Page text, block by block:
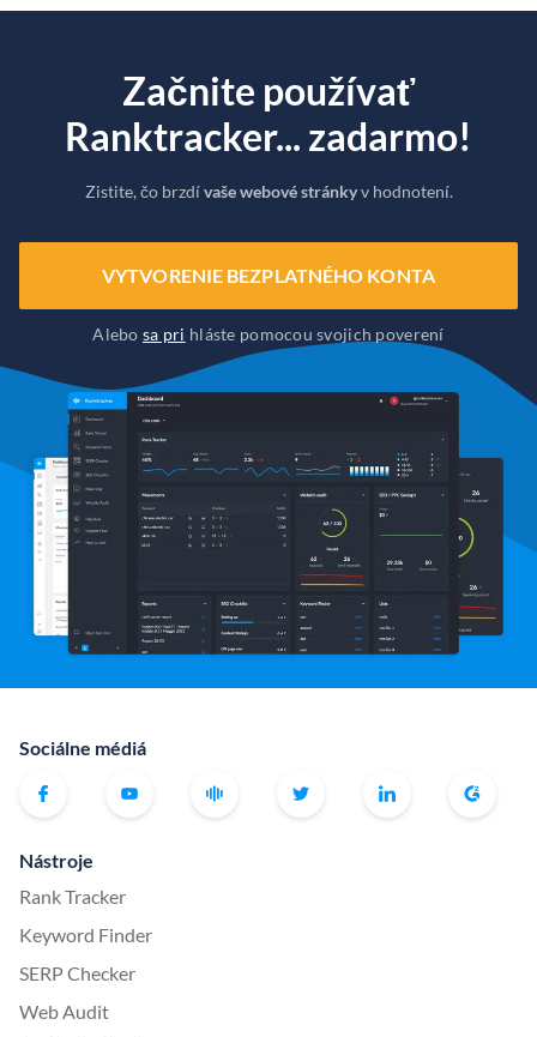
Začnite používať
Ranktracker... zadarmo!
Zistite, čo brzdívaše webové stránkyv hodnotení.
VYTVORENIE BEZPLATNÉHO KONTA
Alebosa pri hláste pomocou svojich poverení
Sociálne médiá
Nástroje
Rank Tracker
Keyword Finder
SERP Checker
Web Audit